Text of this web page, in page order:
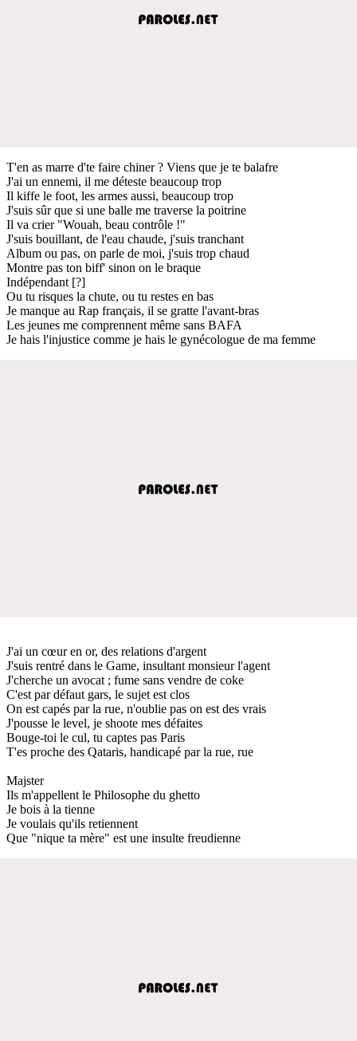
T'en as marre d'te faire chiner ? Viens que je te balafre
J'ai un ennemi, il me déteste beaucoup trop
Il kiffe le foot, les armes aussi, beaucoup trop
J'suis sûr que si une balle me traverse la poitrine
Il va crier "Wouah, beau contrôle !"
J'suis bouillant, de l'eau chaude, j'suis tranchant
Album ou pas, on parle de moi, j'suis trop chaud
Montre pas ton biff' sinon on le braque
Indépendant [?]
Ou tu risques la chute, ou tu restes en bas
Je manque au Rap français, il se gratte l'avant-bras
Les jeunes me comprennent même sans BAFA
Je hais l'injustice comme je hais le gynécologue de ma femme
J'ai un cœur en or, des relations d'argent
J'suis rentré dans le Game, insultant monsieur l'agent
J'cherche un avocat ; fume sans vendre de coke
C'est par défaut gars, le sujet est clos
On est capés par la rue, n'oublie pas on est des vrais
J'pousse le level, je shoote mes défaites
Bouge-toi le cul, tu captes pas Paris
T'es proche des Qataris, handicapé par la rue, rue
Majster
Ils m'appellent le Philosophe du ghetto
Je bois à la tienne
Je voulais qu'ils retiennent
Que "nique ta mère" est une insulte freudienne